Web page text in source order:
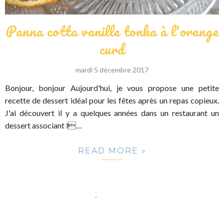
Panna cotta vanille tonka à l'orange
curd
mardi 5 décembre 2017
Bonjour, bonjour Aujourd'hui, je vous propose une petite
recette de dessert idéal pour les fêtes après un repas copieux.
J'ai découvert il y a quelques années dans un restaurant un
dessert associant l…
READ MORE »